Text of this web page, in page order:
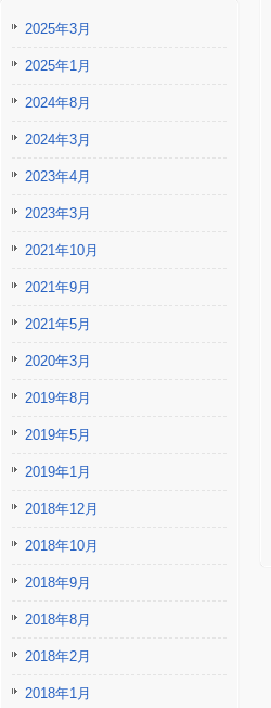
2025年3月
2025年1月
2024年8月
2024年3月
2023年4月
2023年3月
2021年10月
2021年9月
2021年5月
2020年3月
2019年8月
2019年5月
2019年1月
2018年12月
2018年10月
2018年9月
2018年8月
2018年2月
2018年1月